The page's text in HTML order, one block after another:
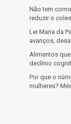
Não tem
reduzir o
Lei Maria da
avanços,
Alimentos
declínio
Por que o
mulheres?